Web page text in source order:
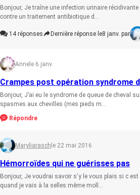
Bonjour, Je traîne une infection urinaire
contre un traitement antibiotique d...
14réponses Dernière réponse le8 janv. par
Anne le 6 janv.
Crampes post opération syndrome
Bonjour, J’ai eu le syndrome de queue de cheval
spasmes aux chevilles (mes pieds m...
Répondre
Maryliarasch le 22 mai 2016
Hémorroïdes qui ne guérisses pas
Bonjour, Je voudrai savoir s'y le vous plais si c
quand je vais à la selles même moll...